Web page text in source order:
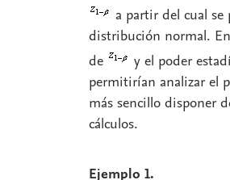
a partir del cual se
distribución normal. En
de
y el poder
permitirían analizar el
más sencillo disponer
cálculos.
Ejemplo 1.